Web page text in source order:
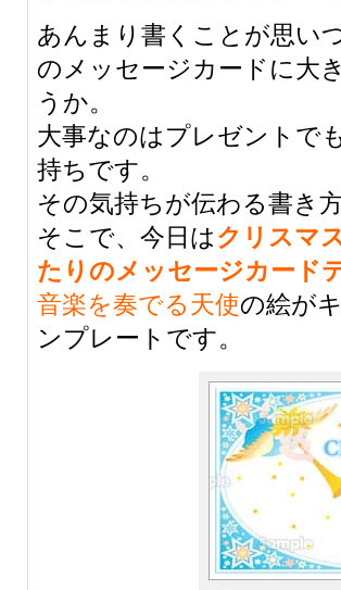
あんまり書くことが思い
のメッセージカードに大
うか。
大事なのはプレゼントで
持ちです。
その気持ちが伝わる書き
そこで、今日はクリスマ
たりのメッセージカード
音楽を奏でる天使の絵が
ンプレートです。